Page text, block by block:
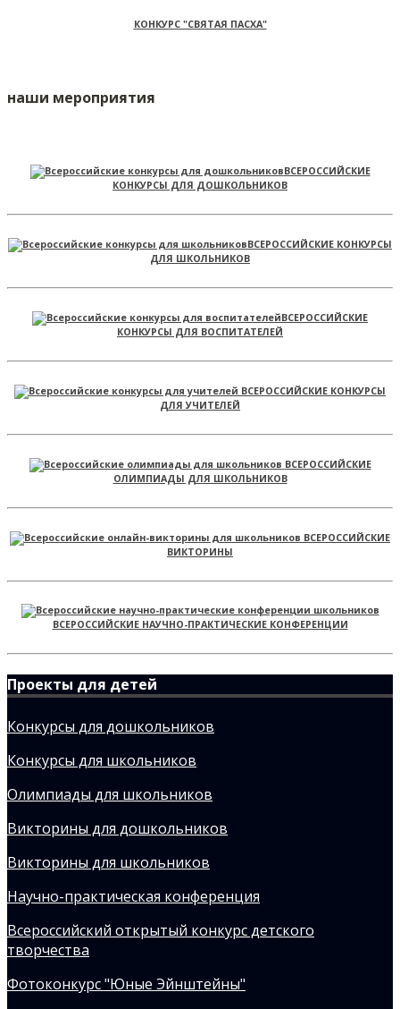
КОНКУРС "СВЯТАЯ ПАСХА"
наши мероприятия
ВСЕРОССИЙСКИЕ
КОНКУРСЫ ДЛЯ ДОШКОЛЬНИКОВ
ВСЕРОССИЙСКИЕ КОНКУРСЫ
ДЛЯ ШКОЛЬНИКОВ
ВСЕРОССИЙСКИЕ
КОНКУРСЫ ДЛЯ ВОСПИТАТЕЛЕЙ
ВСЕРОССИЙСКИЕ КОНКУРСЫ
ДЛЯ УЧИТЕЛЕЙ
ВСЕРОССИЙСКИЕ
ОЛИМПИАДЫ ДЛЯ ШКОЛЬНИКОВ
ВСЕРОССИЙСКИЕ
ВИКТОРИНЫ
ВСЕРОССИЙСКИЕ НАУЧНО-ПРАКТИЧЕСКИЕ КОНФЕРЕНЦИИ
Проекты для детей
Конкурсы для дошкольников
Конкурсы для школьников
Олимпиады для школьников
Викторины для дошкольников
Викторины для школьников
Научно-практическая конференция
Всероссийский открытый конкурс детского
творчества
Фотоконкурс "Юные Эйнштейны"